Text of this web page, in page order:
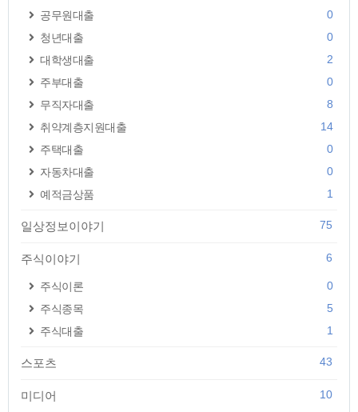
공무원대출
0
청년대출
0
대학생대출
2
주부대출
0
무직자대출
8
취약계층지원대출
14
주택대출
0
자동차대출
0
예적금상품
1
일상정보이야기 75
주식이야기 6
주식이론
0
주식종목
5
주식대출
1
스포츠 43
미디어 10